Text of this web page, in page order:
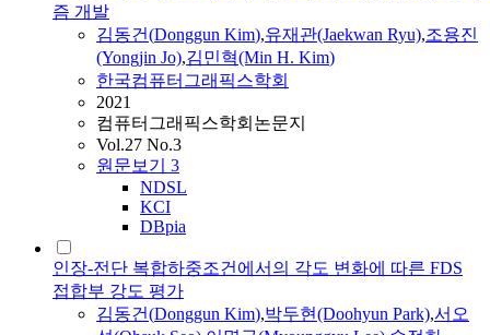
즘 개발
김동건(Donggun Kim),유재관(Jaekwan Ryu),조용진
(Yongjin Jo),김민혁(Min H. Kim)
한국컴퓨터그래픽스학회
2021
컴퓨터그래픽스학회논문지
Vol.27 No.3
원문보기 3
NDSL
KCI
DBpia
인장-전단 복합하중조건에서의 각도 변화에 따른 FDS
접합부 강도 평가
김동건(Donggun Kim),박두현(Doohyun Park),서오